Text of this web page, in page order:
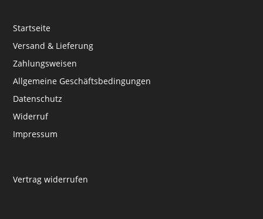
Startseite
Versand & Lieferung
Zahlungsweisen
Allgemeine Geschäftsbedingungen
Datenschutz
Widerruf
Impressum
Vertrag widerrufen